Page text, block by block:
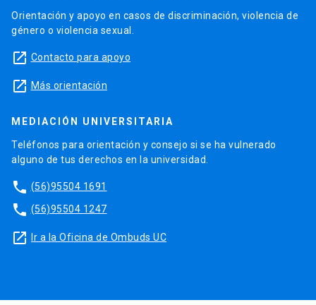
Orientación y apoyo en casos de discriminación, violencia de
género o violencia sexual.
launch Contacto para apoyo
launch Más orientación
MEDIACIÓN UNIVERSITARIA
Teléfonos para orientación y consejo si se ha vulnerado
alguno de tus derechos en la universidad.
phone (56)95504 1691
phone (56)95504 1247
launch Ir a la Oficina de Ombuds UC